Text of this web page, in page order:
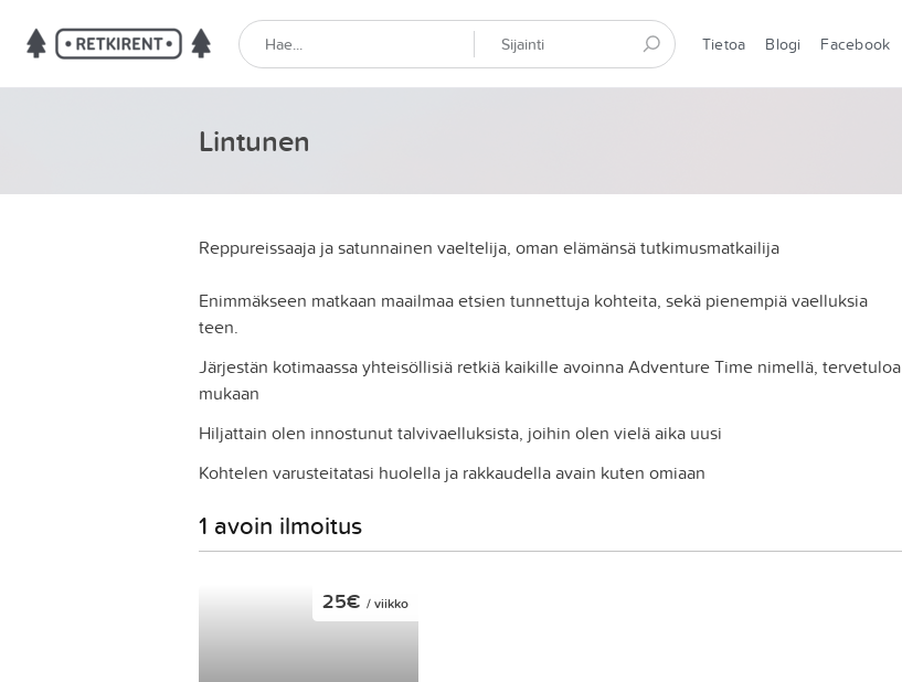
Tietoa Blogi Facebook
Lintunen
Reppureissaaja ja satunnainen vaeltelija, oman elämänsä tutkimusmatkailija
Enimmäkseen matkaan maailmaa etsien tunnettuja kohteita, sekä pienempiä vaelluksia
teen.
Järjestän kotimaassa yhteisöllisiä retkiä kaikille avoinna Adventure Time nimellä, tervetuloa
mukaan
Hiljattain olen innostunut talvivaelluksista, joihin olen vielä aika uusi
Kohtelen varusteitatasi huolella ja rakkaudella avain kuten omiaan
1 avoin ilmoitus
25€ / viikko